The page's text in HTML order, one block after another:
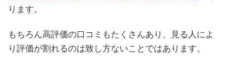
ります。
もちろん高評価の口コミもたくさんあり、見る人によ
り評価が割れるのは致し方ないことではあります。